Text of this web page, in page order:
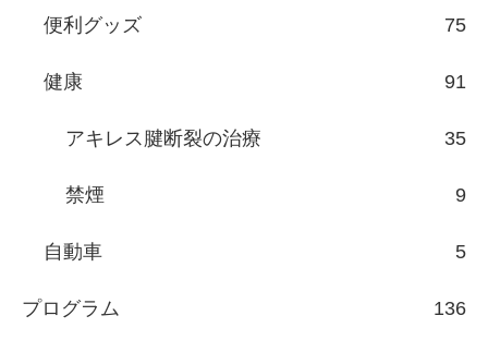
便利グッズ 75
健康 91
アキレス腱断裂の治療 35
禁煙 9
自動車 5
プログラム 136